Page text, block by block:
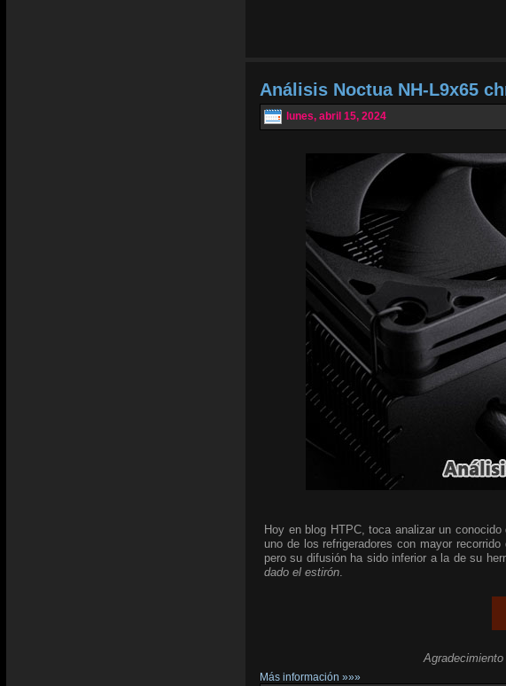
Análisis Noctua NH-L9x65
lunes, abril 15, 2024
Hoy en blog HTPC, toca analizar un
uno de los refrigeradores con mayor
pero su difusión ha sido inferior a la de su
dado el estirón
Agradecimiento
Más información »»»